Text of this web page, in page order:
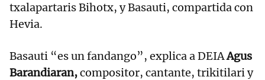
txalapartaris Bihotx, y Basauti, compartida con
Hevia.
Basauti “es un fandango”, explica a DEIAAgus
Barandiaran,compositor, cantante, trikitilari y